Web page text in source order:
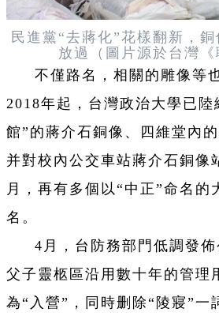
民進黨“去蔣化”花樣翻新，
放過（圖片源於台灣《
不僅路名，相關的雕像等
2018年起，台灣政治大學已陸
館”的蔣介石銅像、四維堂內
并對校內公交車站蔣介石銅像
月，再有多個以“中正”命名的
名。
4月，台防務部門低調發
父子靈柩區沿用數十年的管理
為“入營”，同時删除“陵寢”一